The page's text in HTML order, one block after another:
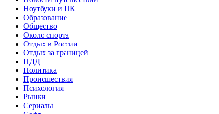
Ноутбуки и ПК
Образование
Общество
Около спорта
Отдых в России
Отдых за границей
ПДД
Политика
Происшествия
Психология
Рынки
Сериалы